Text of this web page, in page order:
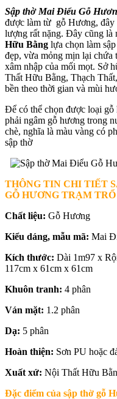
Sập thờ Mai Điểu Gỗ
được làm từ gỗ Hương, đây
lượng rất nặng. Đây cũng là
Hữu Bằng lựa chọn làm
đẹp, vừa mỏng mịn lại chứa
xâm nhập của mối mọt. Sở
Thất Hữu Bằng, Thạch
bền theo thời gian và mùi
Để có thể chọn được loại gỗ
phải ngâm gỗ hương trong
chè, nghĩa là màu vàng có
sập thờ
THÔNG TIN CHI TIẾT
GỖ HƯƠNG TRẠM
Chất liệu: Gỗ Hương
Kiểu dáng, mẫu mã: Mai
Kích thước: Dài 1m97 x
117cm x 61cm x 61cm
Khuôn tranh: 4 phân
Ván mặt: 1.2 phân
Dạ: 5 phân
Hoàn thiện: Sơn PU hoặc
Xuất xứ: Nội Thất Hữu
Đặc điểm của sập thờ gỗ